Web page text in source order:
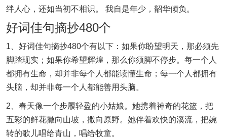
绊人心，还如当初不相识。 我自是年少，韶华倾负。
好词佳句摘抄480个
1、好词佳句摘抄480个有以下：如果你盼望明天，那必须先
脚踏现实；如果你希望辉煌，那么你须脚不停步。每一个人
都拥有生命，却并非每个人都能读懂生命；每一个人都拥有
头脑，却并非每一个人都能善用头脑。
2、春天像一个步履轻盈的小姑娘。她携着神奇的花篮，把
五彩的鲜花撒向山坡，撒向原野。她伴着欢快的溪流，把婉
转的歌儿唱给青山，唱给牧童。